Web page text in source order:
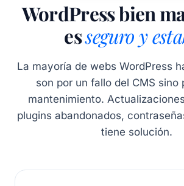
WordPress bien
esseguro y
La mayoría de webs WordPress
son por un fallo del CMS sino
mantenimiento.
plugins abandonados,
tiene solución.